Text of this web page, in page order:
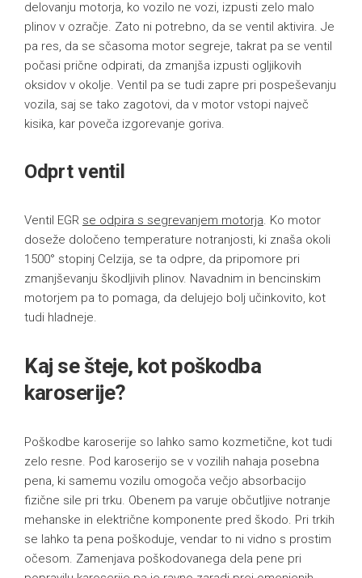
delovanju motorja, ko vozilo ne vozi, izpusti zelo malo
plinov v ozračje. Zato ni potrebno, da se ventil aktivira. Je
pa res, da se sčasoma motor segreje, takrat pa se ventil
počasi prične odpirati, da zmanjša izpusti ogljikovih
oksidov v okolje. Ventil pa se tudi zapre pri pospeševanju
vozila, saj se tako zagotovi, da v motor vstopi največ
kisika, kar poveča izgorevanje goriva.
Odprt ventil
Ventil EGR se odpira s segrevanjem motorja. Ko motor
doseže določeno temperature notranjosti, ki znaša okoli
1500° stopinj Celzija, se ta odpre, da pripomore pri
zmanjševanju škodljivih plinov. Navadnim in bencinskim
motorjem pa to pomaga, da delujejo bolj učinkovito, kot
tudi hladneje.
Kaj se šteje, kot poškodba
karoserije?
Poškodbe karoserije so lahko samo kozmetične, kot tudi
zelo resne. Pod karoserijo se v vozilih nahaja posebna
pena, ki samemu vozilu omogoča večjo absorbacijo
fizične sile pri trku. Obenem pa varuje občutljive notranje
mehanske in električne komponente pred škodo. Pri trkih
se lahko ta pena poškoduje, vendar to ni vidno s prostim
očesom. Zamenjava poškodovanega dela pene pri